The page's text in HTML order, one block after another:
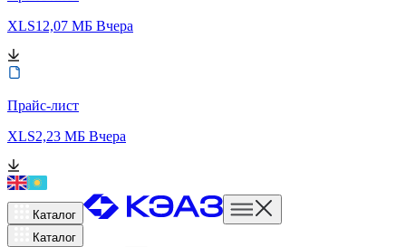
XLS12,07 МБ Вчера
Прайс-лист
XLS2,23 МБ Вчера
Каталог
Каталог